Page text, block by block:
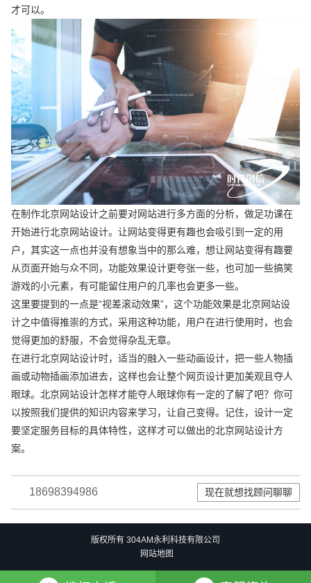
才可以。
在制作北京网站设计之前要对网站进行多方面的分析，做足功课在
开始进行北京网站设计。让网站变得更有趣也会吸引到一定的用
户，其实这一点也并没有想象当中的那么难，想让网站变得有趣要
从页面开始与众不同，功能效果设计更夸张一些，也可加一些搞笑
游戏的小元素，有可能留住用户的几率也会更多一些。
这里要提到的一点是“视差滚动效果”，这个功能效果是北京网站设
计之中值得推崇的方式，采用这种功能，用户在进行使用时，也会
觉得更加的舒服，不会觉得杂乱无章。
在进行北京网站设计时，适当的融入一些动画设计，把一些人物插
画或动物插画添加进去，这样也会让整个网页设计更加美观且夺人
眼球。北京网站设计怎样才能夺人眼球你有一定的了解了吧？你可
以按照我们提供的知识内容来学习，让自己变得。记住，设计一定
要坚定服务目标的具体特性，这样才可以做出的北京网站设计方
案。
18698394986 现在就想找顾问聊聊
版权所有 304AM永利科技有限公司
网站地图